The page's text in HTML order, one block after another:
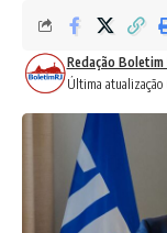
Última
Redação Boletim